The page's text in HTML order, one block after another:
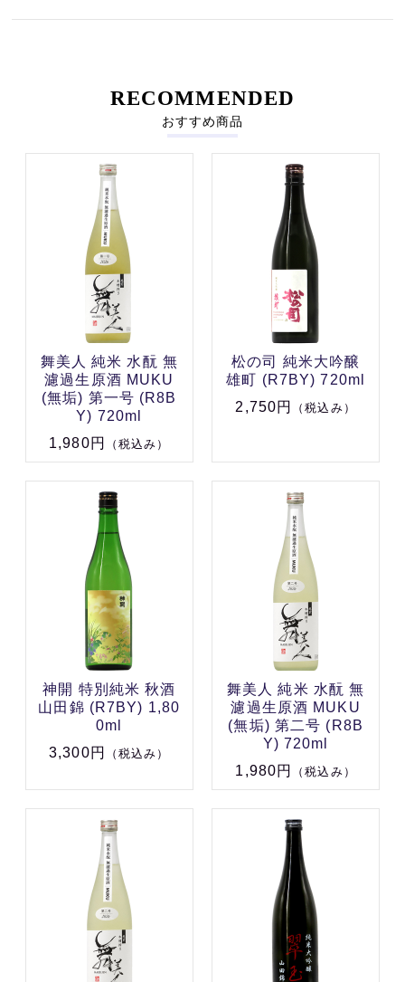
RECOMMENDED
おすすめ商品
舞美人 純米 水酛 無
濾過生原酒 MUKU
(無垢) 第一号 (R8B
Y) 720ml
1,980円
（税込み）
松の司 純米大吟醸
雄町 (R7BY) 720ml
2,750円
（税込み）
神開 特別純米 秋酒
山田錦 (R7BY) 1,80
0ml
3,300円
（税込み）
舞美人 純米 水酛 無
濾過生原酒 MUKU
(無垢) 第二号 (R8B
Y) 720ml
1,980円
（税込み）